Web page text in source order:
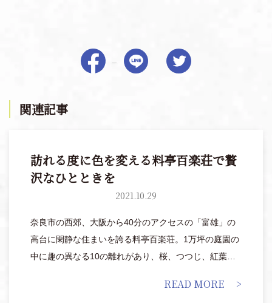
関連記事
訪れる度に色を変える料亭百楽荘で贅
沢なひとときを
2021.10.29
奈良市の西郊、大阪から40分のアクセスの「富雄」の
高台に閑静な住まいを誇る料亭百楽荘。1万坪の庭園の
中に趣の異なる10の離れがあり、桜、つつじ、紅葉、
ます。美しい庭園に響く小鳥のさえずりに包まれなが
READ MORE